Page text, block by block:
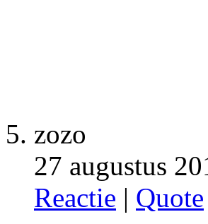
zozo
27 augustus
Reactie | Quote